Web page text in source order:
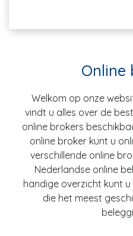
Online
Welkom op onze
vindt u alles over de
online brokers
online broker kunt u
verschillende online
Nederlandse online
handige overzicht kunt
die het meest